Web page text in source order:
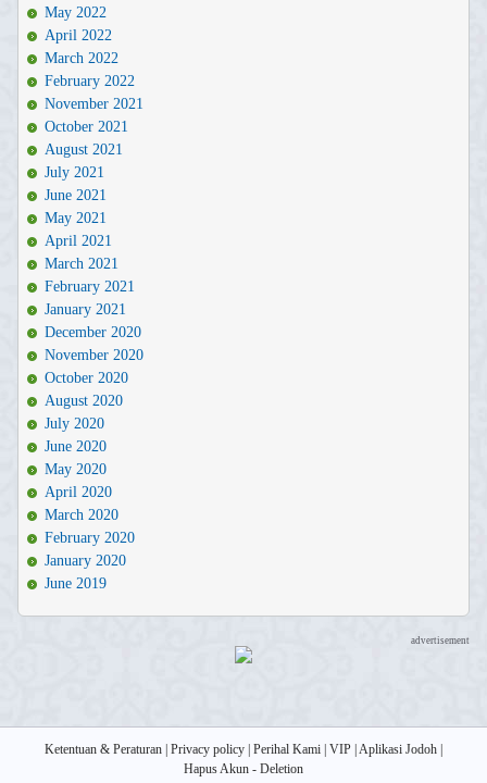
May 2022
April 2022
March 2022
February 2022
November 2021
October 2021
August 2021
July 2021
June 2021
May 2021
April 2021
March 2021
February 2021
January 2021
December 2020
November 2020
October 2020
August 2020
July 2020
June 2020
May 2020
April 2020
March 2020
February 2020
January 2020
June 2019
advertisement
Ketentuan & Peraturan Privacy policy Perihal Kami VIP Aplikasi Jodoh
Hapus Akun - Deletion